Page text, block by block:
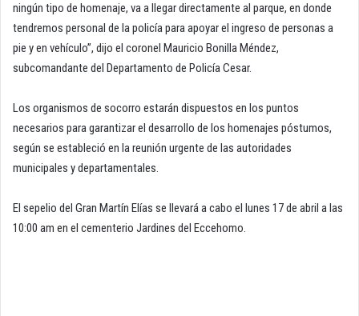
ningún tipo de homenaje, va a llegar directamente al parque, en donde
tendremos personal de la policía para apoyar el ingreso de personas a
pie y en vehículo”, dijo el coronel Mauricio Bonilla Méndez,
subcomandante del Departamento de Policía Cesar.
Los organismos de socorro estarán dispuestos en los puntos
necesarios para garantizar el desarrollo de los homenajes póstumos,
según se estableció en la reunión urgente de las autoridades
municipales y departamentales.
El sepelio del Gran Martín Elías se llevará a cabo el lunes 17 de abril a las
10:00 am en el cementerio Jardines del Eccehomo.